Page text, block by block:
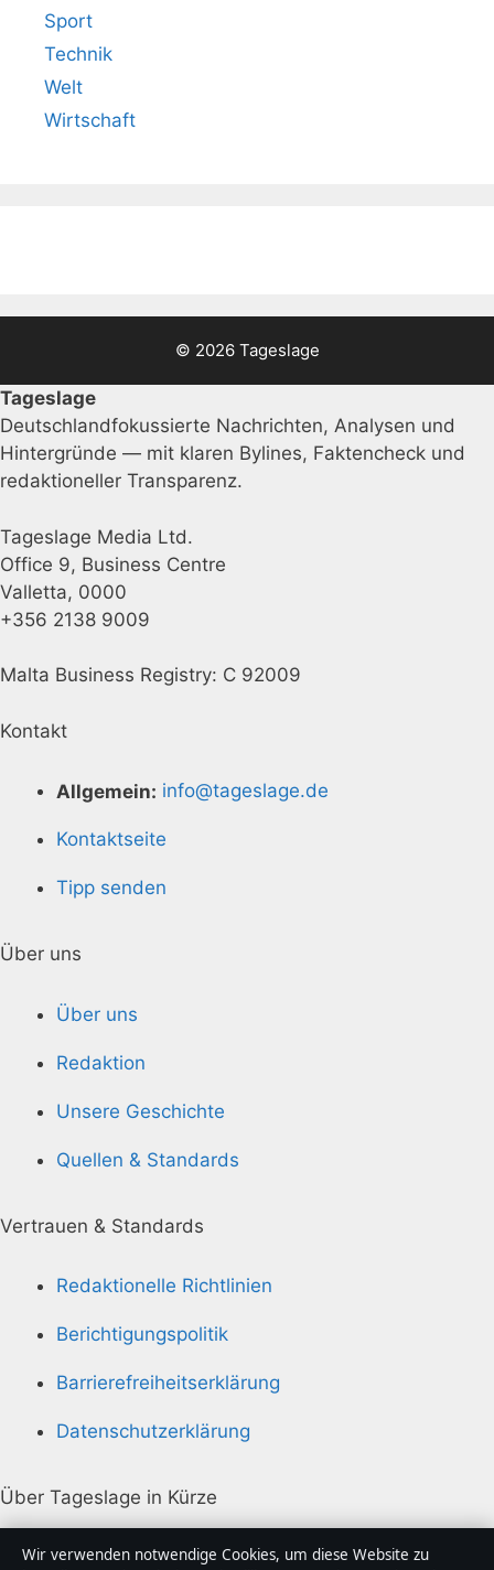
Sport
Technik
Welt
Wirtschaft
© 2026 Tageslage
Tageslage
Deutschlandfokussierte Nachrichten, Analysen und
Hintergründe — mit klaren Bylines, Faktencheck und
redaktioneller Transparenz.
Tageslage Media Ltd.
Office 9, Business Centre
Valletta, 0000
+356 2138 9009
Malta Business Registry: C 92009
Kontakt
Allgemein: info@tageslage.de
Kontaktseite
Tipp senden
Über uns
Über uns
Redaktion
Unsere Geschichte
Quellen & Standards
Vertrauen & Standards
Redaktionelle Richtlinien
Berichtigungspolitik
Barrierefreiheitserklärung
Datenschutzerklärung
Über Tageslage in Kürze
Tageslage ist ein unabhängiger digitaler
Wir verwenden notwendige Cookies, um diese Website zu